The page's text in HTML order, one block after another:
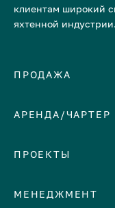
клиентам широкий
яхтенной индустрии.
ПРОДАЖА
Количество кают
АРЕНДА/ЧАРТЕР
ЕВРОПА
Греция
ПРОЕКТЫ
МЕНЕДЖМЕНТ